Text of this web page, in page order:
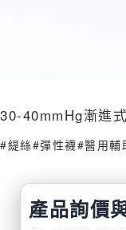
30-40mmHg漸進
#緹絲#彈性襪#醫用輔
產品詢價